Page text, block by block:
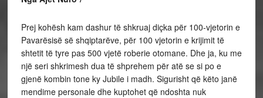
Prej kohësh kam dashur të shkruaj diçka për 100-vjetorin e
Pavarësisë së shqiptarëve, për 100 vjetorin e krijimit të
shtetit të tyre pas 500 vjetë roberie otomane. Dhe ja, ku me
një seri shkrimesh dua të shprehem për atë se si po e
gjenë kombin tone ky Jubile i madh. Sigurisht që këto janë
mendime personale dhe kuptohet që ndoshta nuk